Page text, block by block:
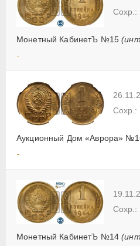
Монетный КабинетЪ №15
-
Аукционный Дом «Аврора»
-
Монетный КабинетЪ №14